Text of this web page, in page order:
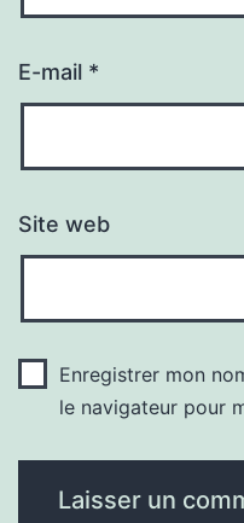
E-mail *
Site web
Enregistrer mon
le navigateur pour